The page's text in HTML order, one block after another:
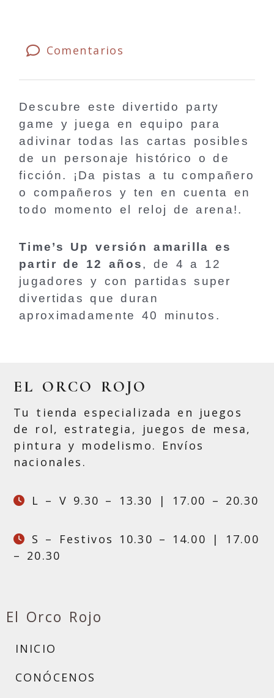
Comentarios
Descubre este divertido party
game y juega en equipo para
adivinar todas las cartas posibles
de un personaje histórico o de
ficción. ¡Da pistas a tu compañero
o compañeros y ten en cuenta en
todo momento el reloj de arena!.
Time’s Up versión amarilla es
partir de 12 años, de 4 a 12
jugadores y con partidas super
divertidas que duran
aproximadamente 40 minutos.
EL ORCO ROJO
Tu tienda especializada en juegos
de rol, estrategia, juegos de mesa,
pintura y modelismo. Envíos
nacionales.
L – V 9.30 – 13.30 | 17.00 – 20.30
S – Festivos 10.30 – 14.00 | 17.00
– 20.30
El Orco Rojo
INICIO
CONÓCENOS